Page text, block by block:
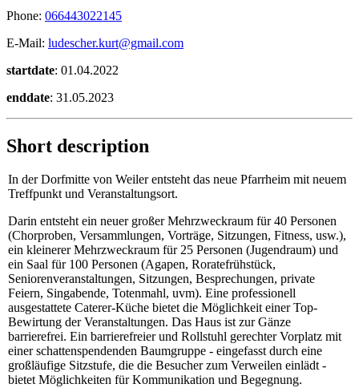
Phone: 066443022145
E-Mail: ludescher.kurt@gmail.com
startdate: 01.04.2022
enddate: 31.05.2023
Short description
In der Dorfmitte von Weiler entsteht das neue Pfarrheim mit neuem
Treffpunkt und Veranstaltungsort.
Darin entsteht ein neuer großer Mehrzweckraum für 40 Personen
(Chorproben, Versammlungen, Vorträge, Sitzungen, Fitness, usw.),
ein kleinerer Mehrzweckraum für 25 Personen (Jugendraum) und
ein Saal für 100 Personen (Agapen, Roratefrühstück,
Seniorenveranstaltungen, Sitzungen, Besprechungen, private
Feiern, Singabende, Totenmahl, uvm). Eine professionell
ausgestattete Caterer-Küche bietet die Möglichkeit einer Top-
Bewirtung der Veranstaltungen. Das Haus ist zur Gänze
barrierefrei. Ein barrierefreier und Rollstuhl gerechter Vorplatz mit
einer schattenspendenden Baumgruppe - eingefasst durch eine
großläufige Sitzstufe, die die Besucher zum Verweilen einlädt -
bietet Möglichkeiten für Kommunikation und Begegnung.